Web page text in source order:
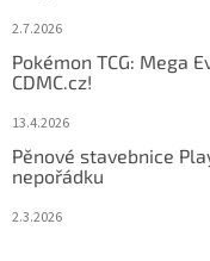
2.7.2026
Pokémon TCG: Mega
CDMC.cz!
13.4.2026
Pěnové stavebnice
nepořádku
2.3.2026